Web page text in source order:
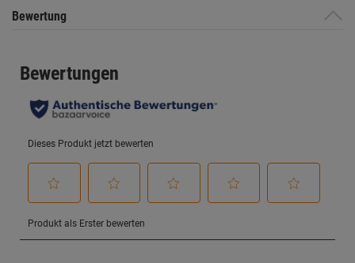
Bewertung